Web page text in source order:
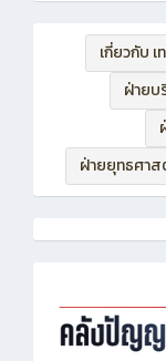
เกี่ยวกับ
ฝ่ายบ
ฝ่ายยุทธศาส